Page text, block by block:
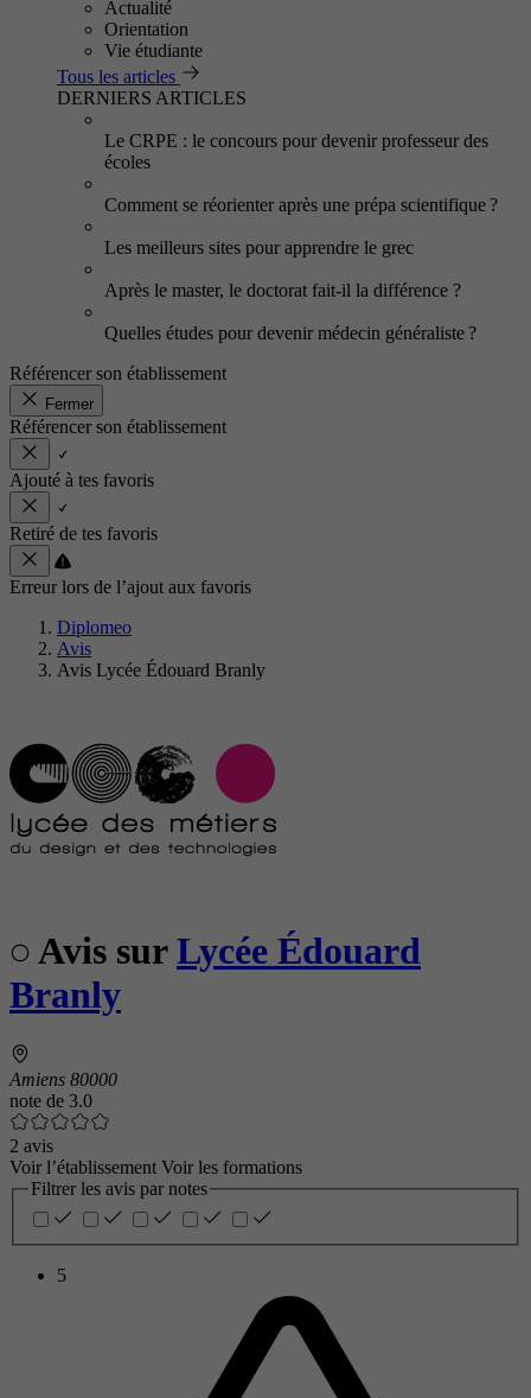
Actualité
Orientation
Vie étudiante
Tous les articles
DERNIERS ARTICLES
Le CRPE : le concours pour devenir professeur des
écoles
Comment se réorienter après une prépa scientifique ?
Les meilleurs sites pour apprendre le grec
Après le master, le doctorat fait-il la différence ?
Quelles études pour devenir médecin généraliste ?
Référencer son établissement
Fermer
Référencer son établissement
Ajouté à tes favoris
Retiré de tes favoris
Erreur lors de l’ajout aux favoris
Diplomeo
Avis
Avis Lycée Édouard Branly
Avis surLycée Édouard
Branly
Amiens 80000
note de 3.0
2 avis
Voir l’établissement Voir les formations
Filtrer les avis par notes
5